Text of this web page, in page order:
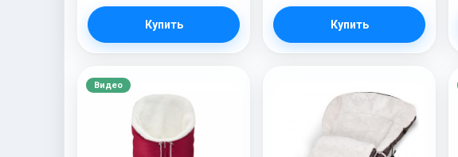
Купить Купить
Видео